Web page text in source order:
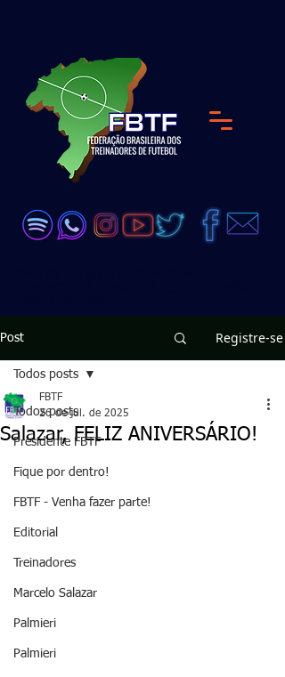
Post Registre-se
Todos posts
Presidente FBTF
Fique por dentro!
FBTF - Venha fazer parte!
Editorial
Treinadores
Marcelo Salazar
Palmieri
Palmieri
Todos posts
Salazar, FELIZ ANIVERSÁRIO!
FBTF
26 de jul. de 2025